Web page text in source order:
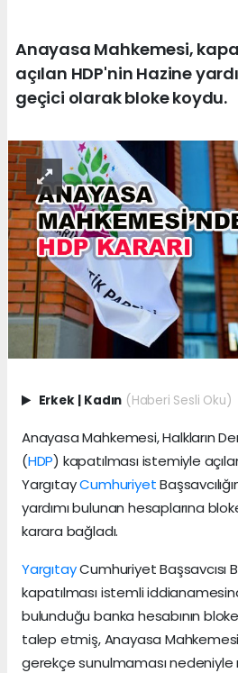
Anayasa Mahkemesi,
açılan HDP'nin Hazine
geçici olarak bloke koydu.
Erkek | Kadın (Haberi Sesli Oku)
Anayasa Mahkemesi, Halkların
(HDP) kapatılması istemiyle
YargıtayCumhuriyet
yardımı bulunan hesaplarına
karara bağladı.
YargıtayCumhuriyet Başsavcısı
kapatılması istemli
bulunduğu banka hesabının
talep etmiş, Anayasa
gerekçe sunulmaması